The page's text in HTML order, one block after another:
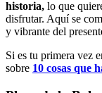
historia, lo que
disfrutar. Aquí se
y vibrante del
Si es tu primera vez
sobre 10 cosas que